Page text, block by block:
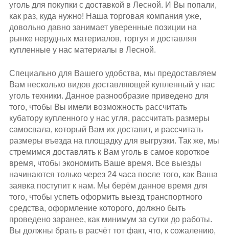
уголь для покупки с доставкой в Лесной. И Вы попали,
как раз, куда нужно! Наша торговая компания уже,
довольно давно занимает уверенные позиции на
рынке нерудных материалов, торгуя и доставляя
купленные у нас материалы в Лесной.
Специально для Вашего удобства, мы предоставляем
Вам несколько видов доставляющей купленный у нас
уголь техники. Данное разнообразие приведено для
того, чтобы Вы имели возможность рассчитать
кубатору купленного у нас угля, рассчитать размеры
самосвала, который Вам их доставит, и рассчитать
размеры въезда на площадку для выгрузки. Так же, мы
стремимся доставлять к Вам уголь в самое короткое
время, чтобы экономить Ваше время. Все выезды
начинаются только через 24 часа после того, как Ваша
заявка поступит к нам. Мы берём данное время для
того, чтобы успеть оформить выезд транспортного
средства, оформление которого, должно быть
проведено заранее, как минимум за сутки до работы.
Вы должны брать в расчёт тот факт, что, к сожалению,